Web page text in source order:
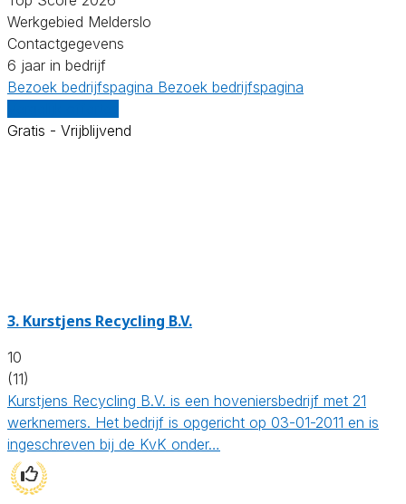
Werkgebied Melderslo
Contactgegevens
6 jaar in bedrijf
Bezoek bedrijfspagina Bezoek bedrijfspagina
Gratis - Vrijblijvend
3. Kurstjens Recycling B.V.
10
(11)
Kurstjens Recycling B.V. is een hoveniersbedrijf met 21
werknemers. Het bedrijf is opgericht op 03-01-2011 en is
ingeschreven bij de KvK onder…